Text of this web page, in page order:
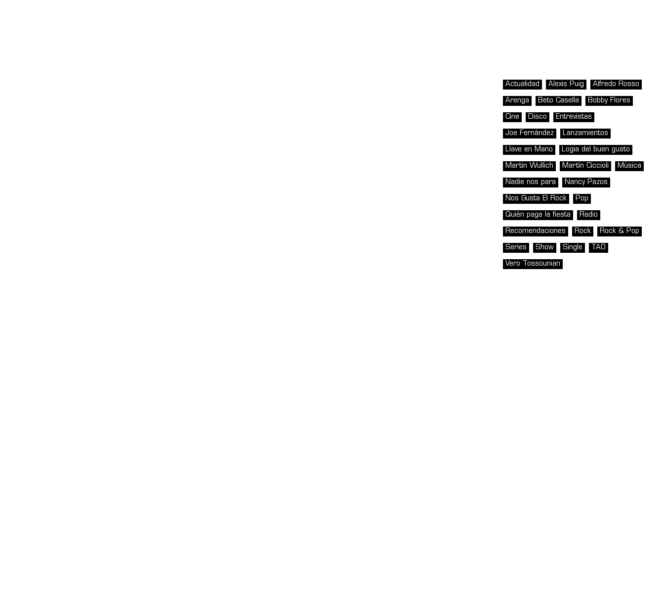
Actualidad Alexis Puig Alfredo Rosso
Arenga Beto Casella Bobby Flores
Cine Disco Entrevistas
Joe Fernández Lanzamientos
Llave en Mano Logia del buen gusto
Martin Wullich Martín Ciccioli Música
Nadie nos para Nancy Pazos
Nos Gusta El Rock Pop
Quién paga la fiesta Radio
Recomendaciones Rock Rock & Pop
Series Show Single TAO
Vero Tossounian